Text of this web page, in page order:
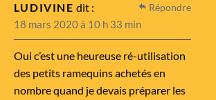
LUDIVINE dit :
18 mars 2020 à 10 h 33 min
Oui c’est une heureuse ré-utilisation
des petits ramequins achetés en
nombre quand je devais préparer les
Répondre